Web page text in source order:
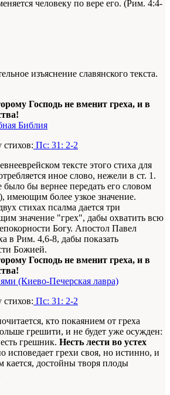
человеку по вере его. (Рим. 4:4-
изъяснение славянского текста.
Господь не вменит греха, и в
Библия
стихов: Пс: 31: 2-2
тексте этого стиха для
иное слово, нежели в ст. 1.
бы вернее передать его словом
имеющим более узкое значение.
стихах псалма дается три
значение "грех", дабы охватить всю
Богу. Апостол Павел
в Рим. 4,6-8, дабы показать
Божией.
Господь не вменит греха, и в
(Киево-Печерская лавра)
стихов: Пс: 31: 2-2
кто покаянием от греха
грешити, и не будет уже осужден:
грешник. Несть лести во устех
исповедает грехи своя, но истинно, и
достойны творя плоды